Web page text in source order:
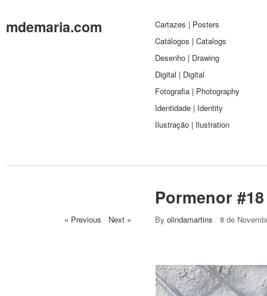
mdemaria.com
Cartazes | Posters
Catálogos | Catalogs
Desenho | Drawing
Digital | Digital
Fotografia | Photography
Identidade | Identity
Ilustração | Ilustration
Pormenor #18
« Previous / Next » By olindamartins / 8 de